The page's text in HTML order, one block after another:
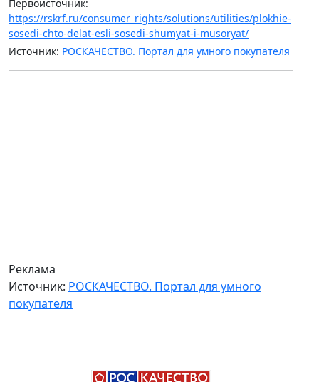
Первоисточник:
https://rskrf.ru/consumer_rights/solutions/utilities/plokhie-
sosedi-chto-delat-esli-sosedi-shumyat-i-musoryat/
Источник: РОСКАЧЕСТВО. Портал для умного покупателя
Реклама
Источник: РОСКАЧЕСТВО. Портал для умного
покупателя